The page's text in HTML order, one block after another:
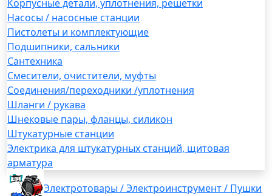
Корпусные детали, уплотнения, решетки
Насосы / насосные станции
Пистолеты и комплектующие
Подшипники, сальники
Сантехника
Смесители, очистители, муфты
Соединения/переходники /уплотнения
Шланги / рукава
Шнековые пары, фланцы, силикон
Штукатурные станции
Электрика для штукатурных станций, щитовая
арматура
Электротовары / Электроинструмент / Пушки